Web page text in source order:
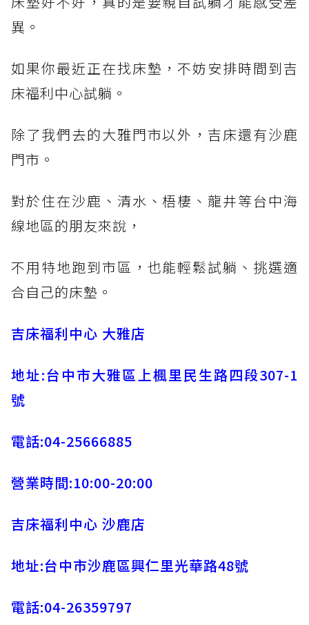
異。
如果你最近正在找床墊，不妨安排時間到吉
床福利中心試躺。
除了我們去的大雅門市以外，吉床還有沙鹿
門市。
對於住在沙鹿、清水、梧棲、龍井等台中海
線地區的朋友來說，
不用特地跑到市區，也能輕鬆試躺、挑選適
合自己的床墊。
吉床福利中心 大雅店
地址:台中市大雅區上楓里民生路四段307-1
號
電話:04-25666885
營業時間:10:00-20:00
吉床福利中心 沙鹿店
地址:台中市沙鹿區興仁里光華路48號
電話:04-26359797